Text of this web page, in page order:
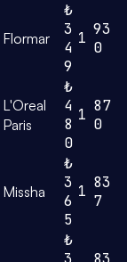
Flormar
₺
3
4
9
1 93
0
L'Oreal
Paris
₺
4
8
0
1 87
0
Missha
₺
3
6
5
1 83
7
₺